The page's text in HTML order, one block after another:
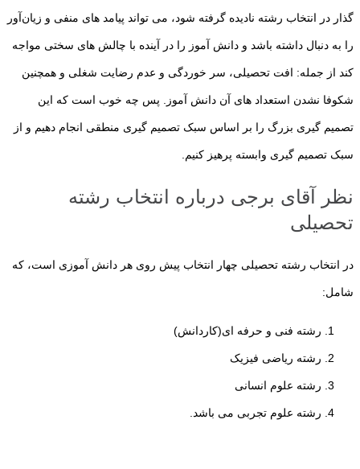
گذار در انتخاب رشته نادیده گرفته شود، می تواند پیامد های منفی و زیان‌آور
را به دنبال داشته باشد و دانش آموز را در آینده با چالش های سختی مواجه
کند از جمله: افت تحصیلی، سر خوردگی و عدم رضایت شغلی و همچنین
شکوفا نشدن استعداد های آن دانش آموز. پس چه خوب است که این
تصمیم گیری بزرگ را بر اساس سبک تصمیم گیری منطقی انجام دهیم و از
سبک تصمیم گیری وابسته پرهیز کنیم.
نظر آقای برجی درباره انتخاب رشته
تحصیلی
در انتخاب رشته تحصیلی چهار انتخاب پیش روی هر دانش آموزی است، که
شامل:
رشته فنی و حرفه ای(کاردانش)
رشته ریاضی فیزیک
رشته علوم انسانی
رشته علوم تجربی می باشد.